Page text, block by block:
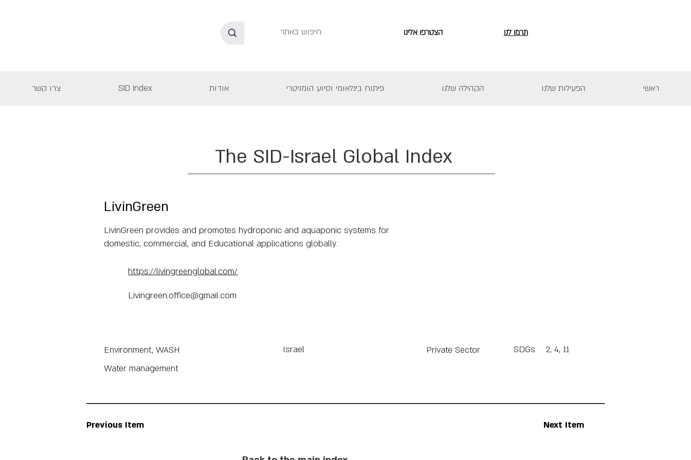
ראשי הפעילות שלנו הקהילה שלנו פיתוח בינלאומי וסיוע הומניטרי אודות SID Index צרו קשר
הצטרפו אלינו תרמו לנו
The SID-Israel Global Index
LivinGreen
LivinGreen provides and promotes hydroponic and aquaponic systems for
domestic, commercial, and Educational applications globally.
https://livingreenglobal.com/
Livingreen.office@gmail.com
Next Item
Previous Item
Environment, WASH
Water management
Israel Private Sector SDGs 2, 4, 11